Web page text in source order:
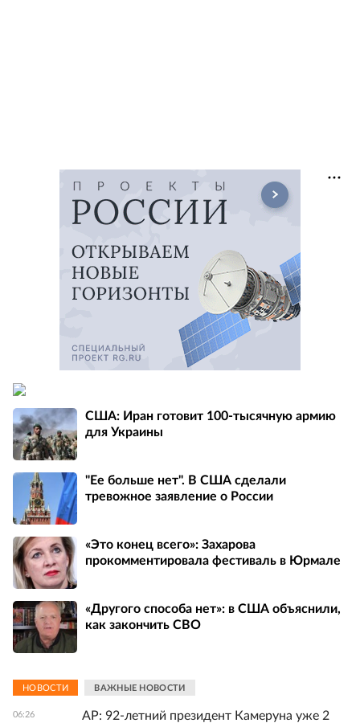
США: Иран готовит 100-тысячную армию
для Украины
"Ее больше нет". В США сделали
тревожное заявление о России
«Это конец всего»: Захарова
прокомментировала фестиваль в Юрмале
«Другого способа нет»: в США объяснили,
как закончить СВО
НОВОСТИ ВАЖНЫЕ НОВОСТИ
06:26
AP: 92-летний президент Камеруна уже 2